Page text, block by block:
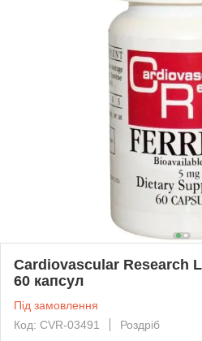
Cardiovascular Research
60 капсул
Під замовлення
Код: CVR-03491
Роздріб